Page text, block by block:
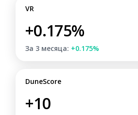
VR
+0.175%
За 3 месяца: +0.175%
DuneScore
+10